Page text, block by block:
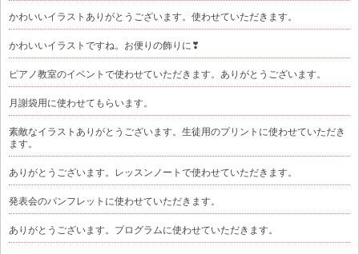
かわいいイラストありがとうございます。使わせていただきます。
かわいいイラストですね。お便りの飾りに❣
ピアノ教室のイベントで使わせていただきます。ありがとうございます。
月謝袋用に使わせてもらいます。
素敵なイラストありがとうございます。生徒用のプリントに使わせていただき
ます。
ありがとうございます。レッスンノートで使わせていただきます。
発表会のパンフレットに使わせていただきます。
ありがとうございます。プログラムに使わせていただきます。